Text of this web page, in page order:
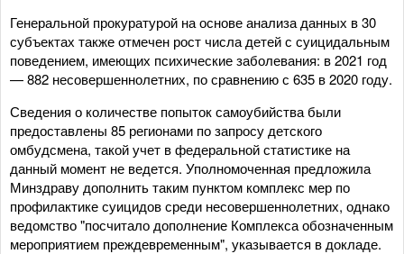
Генеральной прокуратурой на основе анализа данных в 30
субъектах также отмечен рост числа детей с суицидальным
поведением, имеющих психические заболевания: в 2021 год
— 882 несовершеннолетних, по сравнению с 635 в 2020 году.
Сведения о количестве попыток самоубийства были
предоставлены 85 регионами по запросу детского
омбудсмена, такой учет в федеральной статистике на
данный момент не ведется. Уполномоченная предложила
Минздраву дополнить таким пунктом комплекс мер по
профилактике суицидов среди несовершеннолетних, однако
ведомство "посчитало дополнение Комплекса обозначенным
мероприятием преждевременным", указывается в докладе.